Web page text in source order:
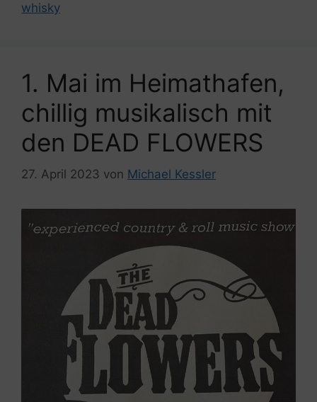
whisky
1. Mai im Heimathafen,
chillig musikalisch mit
den DEAD FLOWERS
27. April 2023 von Michael Kessler